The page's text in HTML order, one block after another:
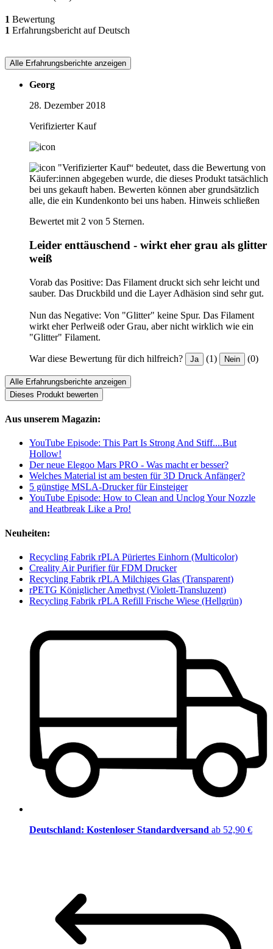
1 Bewertung
1 Erfahrungsbericht auf Deutsch
Alle Erfahrungsberichte anzeigen
Georg
28. Dezember 2018
Verifizierter Kauf
"Verifizierter Kauf“ bedeutet, dass die Bewertung von
Käufer:innen abgegeben wurde, die dieses Produkt tatsächlich
bei uns gekauft haben. Bewerten können aber grundsätzlich
alle, die ein Kundenkonto bei uns haben. Hinweis schließen
Bewertet mit 2 von 5 Sternen.
Leider enttäuschend - wirkt eher grau als glitter
weiß
Vorab das Positive: Das Filament druckt sich sehr leicht und
sauber. Das Druckbild und die Layer Adhäsion sind sehr gut.
Nun das Negative: Von "Glitter" keine Spur. Das Filament
wirkt eher Perlweiß oder Grau, aber nicht wirklich wie ein
"Glitter" Filament.
War diese Bewertung für dich hilfreich? Ja (1) Nein (0)
Alle Erfahrungsberichte anzeigen
Dieses Produkt bewerten
Aus unserem Magazin:
YouTube Episode: This Part Is Strong And Stiff....But
Hollow!
Der neue Elegoo Mars PRO - Was macht er besser?
Welches Material ist am besten für 3D Druck Anfänger?
5 günstige MSLA-Drucker für Einsteiger
YouTube Episode: How to Clean and Unclog Your Nozzle
and Heatbreak Like a Pro!
Neuheiten:
Recycling Fabrik rPLA Püriertes Einhorn (Multicolor)
Creality Air Purifier für FDM Drucker
Recycling Fabrik rPLA Milchiges Glas (Transparent)
rPETG Königlicher Amethyst (Violett-Transluzent)
Recycling Fabrik rPLA Refill Frische Wiese (Hellgrün)
Deutschland: Kostenloser Standardversand ab 52,90 €